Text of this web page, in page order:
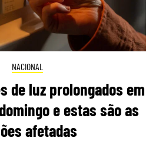
NACIONAL
de luz prolongados em
e estas são as
afetadas